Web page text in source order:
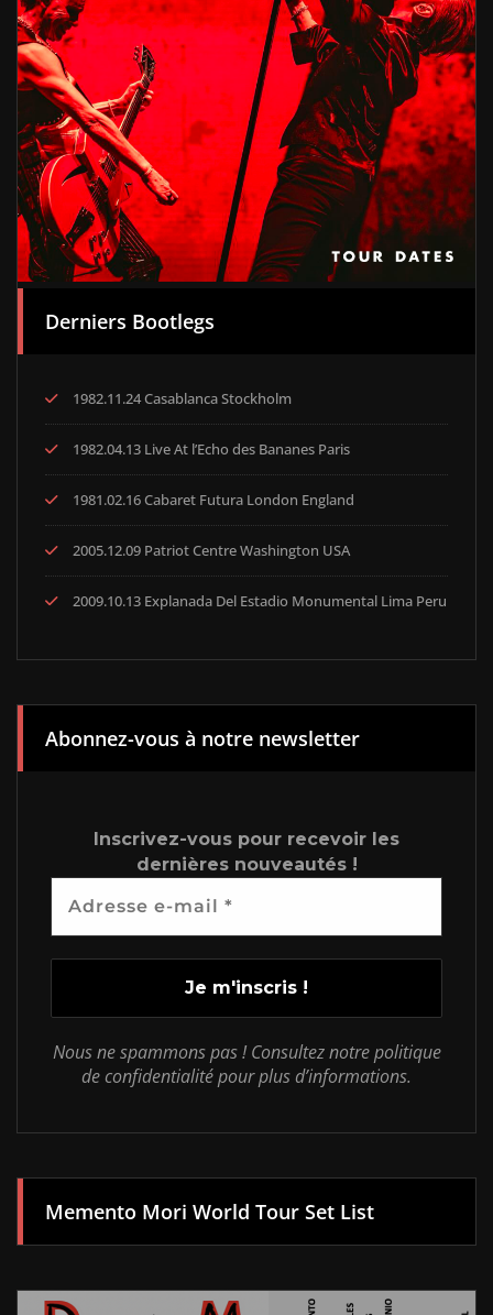
Derniers Bootlegs
1982.11.24 Casablanca Stockholm
1982.04.13 Live At l’Echo des Bananes Paris
1981.02.16 Cabaret Futura London England
2005.12.09 Patriot Centre Washington USA
2009.10.13 Explanada Del Estadio Monumental Lima Peru
Abonnez-vous à notre newsletter
Inscrivez-vous pour recevoir les
dernières nouveautés !
Nous ne spammons pas ! Consultez notre politique
de confidentialité pour plus d’informations.
Memento Mori World Tour Set List